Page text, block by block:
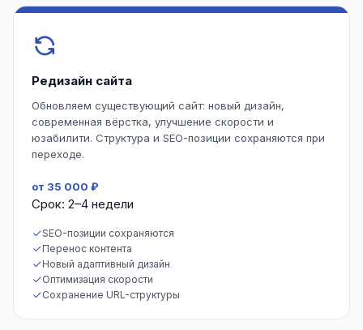
Редизайн сайта
Обновляем существующий сайт: новый дизайн,
современная вёрстка, улучшение скорости и
юзабилити. Структура и SEO-позиции сохраняются при
переходе.
от 35 000 ₽
Срок: 2–4 недели
SEO-позиции сохраняются
Перенос контента
Новый адаптивный дизайн
Оптимизация скорости
Сохранение URL-структуры